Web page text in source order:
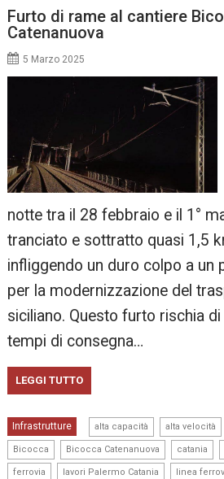
Furto di rame al cantiere
Catenanuova
5 Marzo 2025
notte tra il 28 febbraio e il 1°
tranciato e sottratto quasi 1,5
infliggendo un duro colpo a un
per la modernizzazione del
siciliano. Questo furto rischia
tempi di consegna…
LEGGI TUTTO
Infrastrutture alta capacità alta velocità
Bicocca Bicocca Catenanuova catania
ferrovia lavori Palermo Catania linea